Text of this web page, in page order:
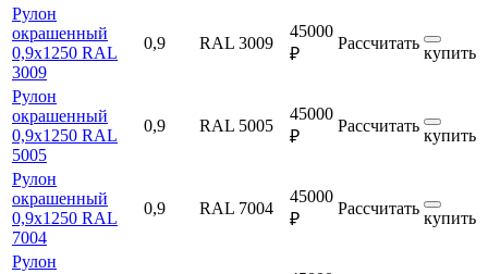
Рулон
окрашенный
0,9х1250 RAL
3009
0,9 RAL 3009
45000
₽
Рассчитать
купить
Рулон
окрашенный
0,9х1250 RAL
5005
0,9 RAL 5005
45000
₽
Рассчитать
купить
Рулон
окрашенный
0,9х1250 RAL
7004
0,9 RAL 7004
45000
₽
Рассчитать
купить
Рулон